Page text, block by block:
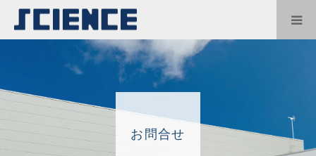
お問合せ